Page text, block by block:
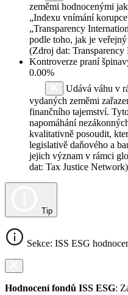
zeměmi hodnocenými
„Indexu vnímání
„Transparency
podle toho, jak je
(Zdroj dat: Transparency
Kontroverze praní
0.00%
Udává váhu v
vydaných zeměmi
finančního tajemství.
napomáhání
kvalitativně posoudit,
legislativě daňového a
jejich význam v rámci
dat: Tax Justice Network)
Tip
Sekce: ISS ESG
Hodnocení fondů ISS ESG: